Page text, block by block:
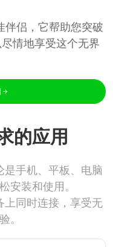
伴侣，它帮助您突破
情地享受这个无界
的应用
手机、平板、电脑
安装和使用。
同时连接，享受无
。